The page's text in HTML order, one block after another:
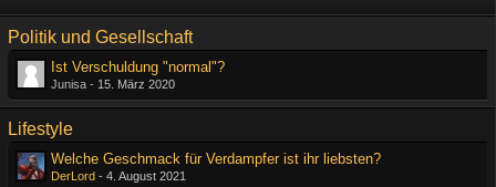
Politik und Gesellschaft
Ist Verschuldung "normal"?
Junisa - 15. März 2020
Lifestyle
Welche Geschmack für Verdampfer ist ihr liebsten?
DerLord - 4. August 2021